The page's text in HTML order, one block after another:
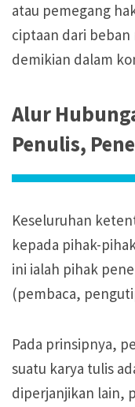
atau pemegang
ciptaan dari
demikian dalam
Alur
Penulis,
Keseluruhan
kepada pihak-
ini ialah pihak
(pembaca,
Pada prinsipnya,
suatu karya tulis
diperjanjikan lain,